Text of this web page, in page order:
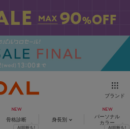
ブランド
骨格診断 身長別
パーソナル
カラー